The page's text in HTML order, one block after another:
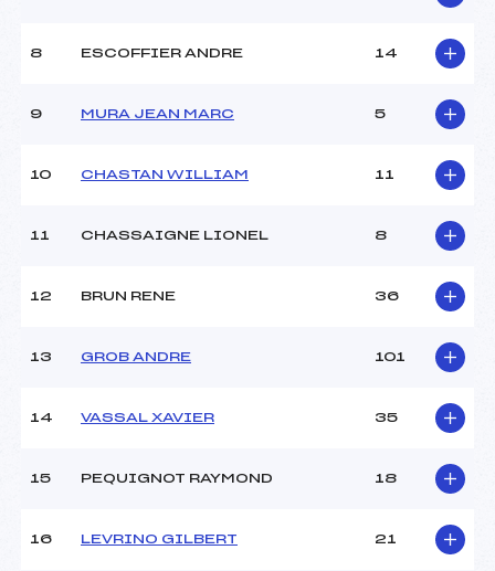
8 ESCOFFIER ANDRE 14
9 MURA JEAN MARC 5
10 CHASTAN WILLIAM 11
11 CHASSAIGNE LIONEL 8
12 BRUN RENE 36
13 GROB ANDRE 101
14 VASSAL XAVIER 35
15 PEQUIGNOT RAYMOND 18
16 LEVRINO GILBERT 21